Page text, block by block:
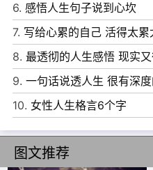
6、与其降低你的开支，不
努力的理由。
6. 感悟人生句子说到心坎
7. 写给心累的自己 活得太
8. 最透彻的人生感悟 现实
9. 一句话说透人生 很有深
10. 女性人生格言6个字
图文推荐